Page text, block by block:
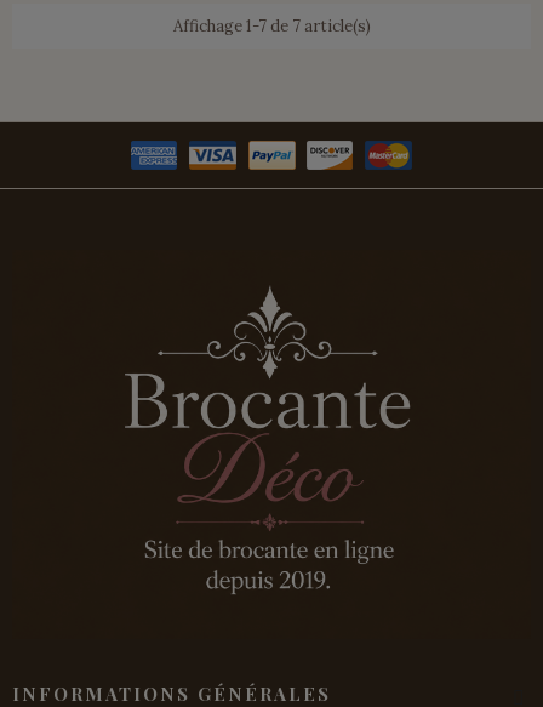
Affichage 1-7 de 7 article(s)
INFORMATIONS GÉNÉRALES